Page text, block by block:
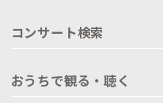
コンサート検索
おうちで観る・聴く